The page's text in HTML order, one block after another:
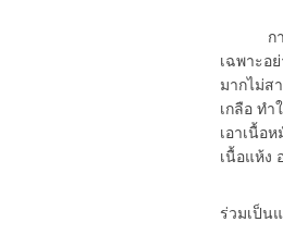
การถน
เฉพาะอ
มากไม่ส
เกลือ ทำ
เอาเนื้อ
เนื้อแห้ง
ร่วมเป็น